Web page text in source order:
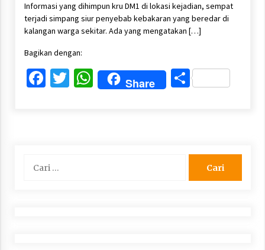
Informasi yang dihimpun kru DM1 di lokasi kejadian, sempat
terjadi simpang siur penyebab kebakaran yang beredar di
kalangan warga sekitar. Ada yang mengatakan […]
Bagikan dengan:
Facebook
Twitter
WhatsApp
Share Share
untuk: